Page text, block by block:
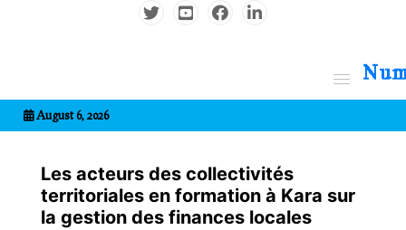
August 6, 2026
Les acteurs des collectivités
territoriales en formation à Kara sur
la gestion des finances locales